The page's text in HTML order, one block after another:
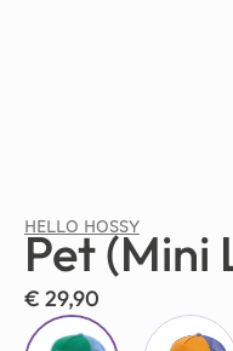
HELLO HOSSY
Pet (Mini
€ 29,90